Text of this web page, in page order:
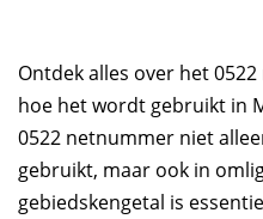
Ontdek alles over het
hoe het wordt gebruikt in
0522 netnummer niet
gebruikt, maar ook in
gebiedskengetal is